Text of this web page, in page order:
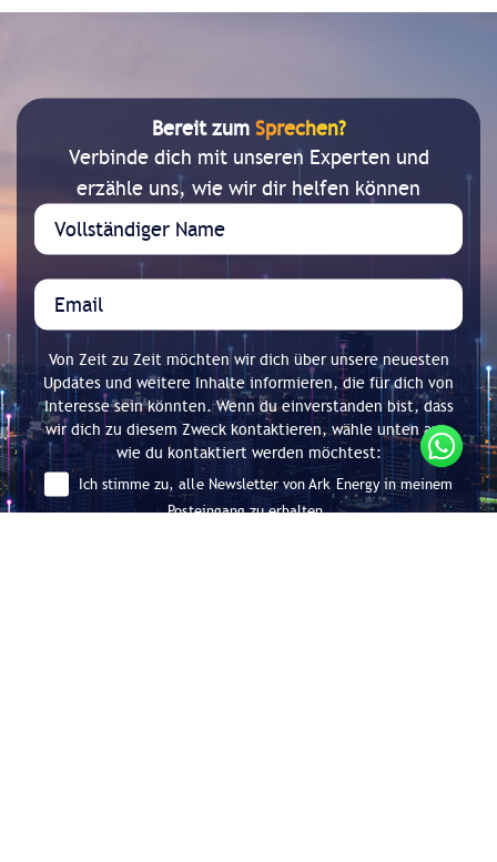
Bereit zum Sprechen?
Verbinde dich mit unseren Experten und
erzähle uns, wie wir dir helfen können
Von Zeit zu Zeit möchten wir dich über unsere neuesten
Updates und weitere Inhalte informieren, die für dich von
Interesse sein könnten. Wenn du einverstanden bist, dass
wir dich zu diesem Zweck kontaktieren, wähle unten aus,
wie du kontaktiert werden möchtest:
Ich stimme zu, alle Newsletter von Ark Energy in meinem
Posteingang zu erhalten.